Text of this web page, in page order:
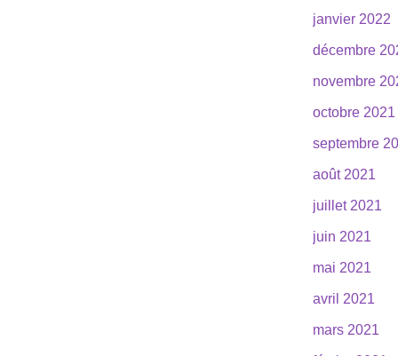
janvier 2022
décembre
novembre
octobre 2021
septembre
août 2021
juillet 2021
juin 2021
mai 2021
avril 2021
mars 2021